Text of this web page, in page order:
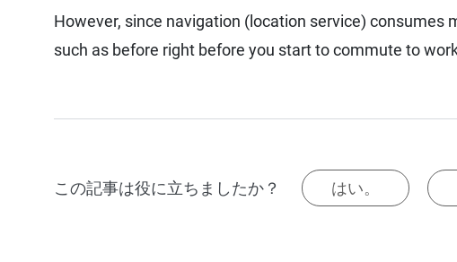
However, since navigation (location service) consumes
such as before right before you start to commute to
この記事は役に立ちましたか？ はい。